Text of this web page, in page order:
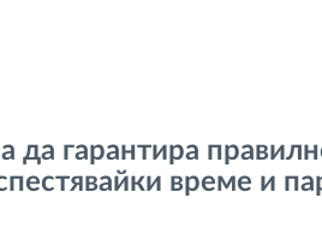
да гарантира
време и